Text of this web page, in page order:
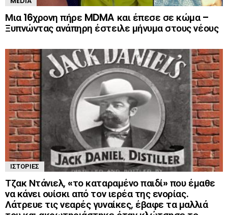
Μια 16χρονη πήρε MDMA και έπεσε σε κώμα –
Ξυπνώντας ανάπηρη έστειλε μήνυμα στους νέους
ΙΣΤΟΡΊΕΣ
Τζακ Ντάνιελ, «το καταραμένο παιδί» που έμαθε
να κάνει ουίσκι από τον ιερέα της ενορίας.
Λάτρευε τις νεαρές γυναίκες, έβαφε τα μαλλιά